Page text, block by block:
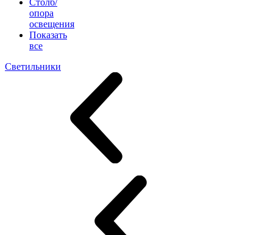
Столб/
опора
освещения
Показать
все
Светильники